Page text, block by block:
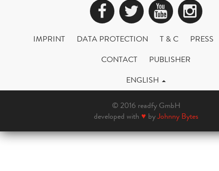
Facebook
Twitter
IMPRINT DATA PROTECTION T & C
PRESS
CONTACT
PUBLISHER
ENGLISH
© 2016 readfy GmbH
developed with ♥ byJohnny Bytes